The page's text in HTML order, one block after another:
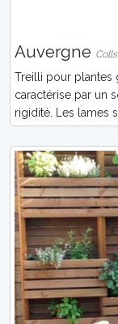
Auvergne
Treilli pour plantes
caractérise par un
rigidité. Les lames